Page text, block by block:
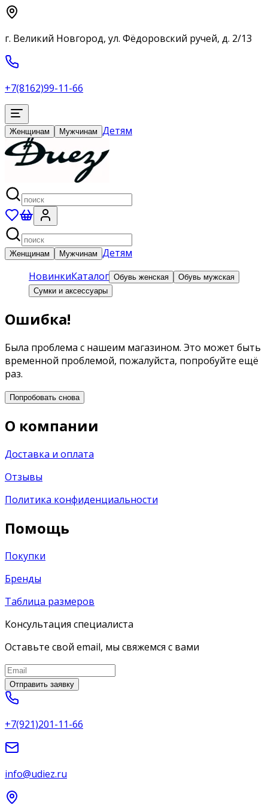
г. Великий Новгород, ул. Фёдоровский ручей, д. 2/13
+7(8162)99-11-66
Женщинам Мужчинам Детям
Женщинам Мужчинам Детям
НовинкиКаталог Обувь женская
Обувь мужская
Сумки и аксессуары
Ошибка!
Была проблема с нашеим магазином. Это может быть
временной проблемой, пожалуйста, попробуйте ещё
раз.
Попробовать снова
О компании
Доставка и оплата
Отзывы
Политика конфиденциальности
Помощь
Покупки
Бренды
Таблица размеров
Консультация специалиста
Оставьте свой email, мы свяжемся с вами
Отправить заявку
+7(921)201-11-66
info@udiez.ru